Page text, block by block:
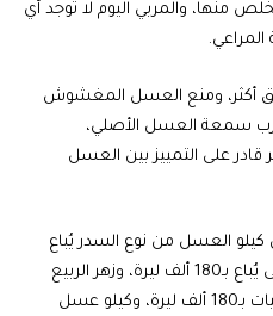
منها، والمربي اليوم لا توجد أي
أكثر، ومنع العسل المغشوش
سمعة العسل الأصلي،
قادر على التمييز بين العسل
2 بزنس، فإن كيلو العسل من نوع السدر يُباع
بـ500 ألف ليرة، وكيلو عسل الخزامى يُباع بـ180 ألف ليرة، وزهر الربيع
بـ180 ألف ليرة، وكيلو عسل الشوكيات بـ180 ألف ليرة، وكيلو عسل